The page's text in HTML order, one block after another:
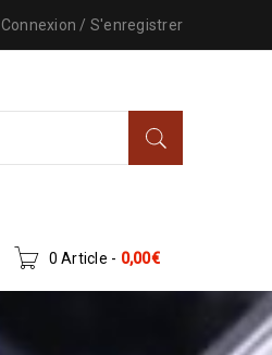
Connexion / S'enregistrer
0 Article - 0,00€